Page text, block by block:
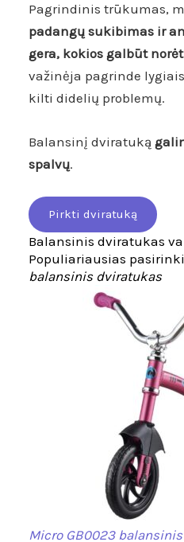
Pagrindinis trūkumas,
padangų sukibimas ir
gera, kokios galbūt
važinėja pagrinde
kilti didelių problemų.
Balansinį dviratuką
spalvų.
Pirkti dviratuką
Balansinis dviratukas
Populiariausias
balansinis dviratukas
Micro GB0023